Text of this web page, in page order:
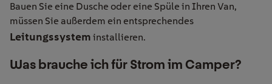
Bauen Sie eine Dusche oder eine Spüle in Ihren Van,
müssen Sie außerdem ein entsprechendes
Leitungssystem installieren.
Was brauche ich für Strom im Camper?